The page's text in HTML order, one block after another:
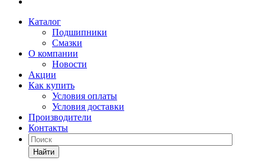
Каталог
Подшипники
Смазки
О компании
Новости
Акции
Как купить
Условия оплаты
Условия доставки
Производители
Контакты
Найти